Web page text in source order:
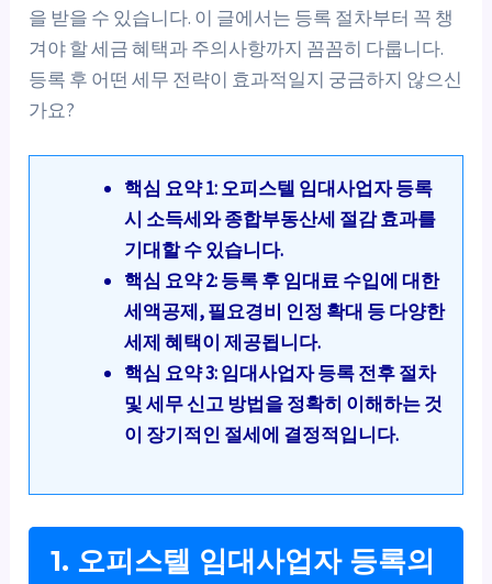
을 받을 수 있습니다. 이 글에서는 등록 절차부터 꼭 챙
겨야 할 세금 혜택과 주의사항까지 꼼꼼히 다룹니다.
등록 후 어떤 세무 전략이 효과적일지 궁금하지 않으신
가요?
핵심 요약 1: 오피스텔 임대사업자 등록
시 소득세와 종합부동산세 절감 효과를
기대할 수 있습니다.
핵심 요약 2: 등록 후 임대료 수입에 대한
세액공제, 필요경비 인정 확대 등 다양한
세제 혜택이 제공됩니다.
핵심 요약 3: 임대사업자 등록 전후 절차
및 세무 신고 방법을 정확히 이해하는 것
이 장기적인 절세에 결정적입니다.
1. 오피스텔 임대사업자 등록의